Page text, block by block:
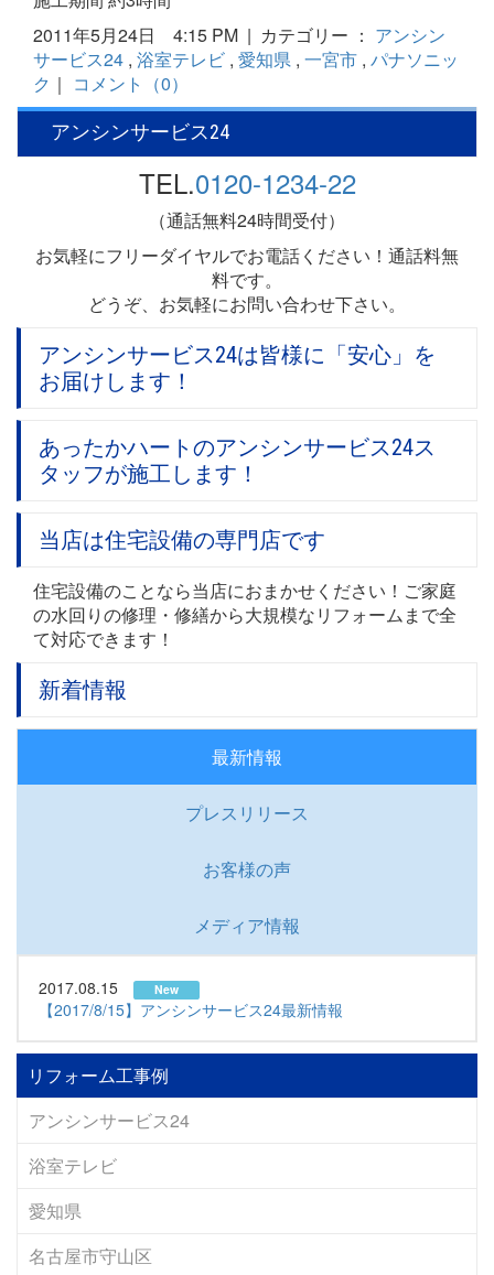
2011年5月24日 4:15 PM | カテゴリー ： アンシン
サービス24 , 浴室テレビ , 愛知県 , 一宮市 , パナソニッ
ク ｜ コメント（0）
アンシンサービス24
TEL.0120-1234-22
（通話無料24時間受付）
お気軽にフリーダイヤルでお電話ください！通話料無
料です。
どうぞ、お気軽にお問い合わせ下さい。
アンシンサービス24は皆様に「安心」を
お届けします！
あったかハートのアンシンサービス24ス
タッフが施工します！
当店は住宅設備の専門店です
住宅設備のことなら当店におまかせください！ご家庭
の水回りの修理・修繕から大規模なリフォームまで全
て対応できます！
新着情報
最新情報
プレスリリース
お客様の声
メディア情報
2017.08.15 New
【2017/8/15】アンシンサービス24最新情報
リフォーム工事例
アンシンサービス24
浴室テレビ
愛知県
名古屋市守山区